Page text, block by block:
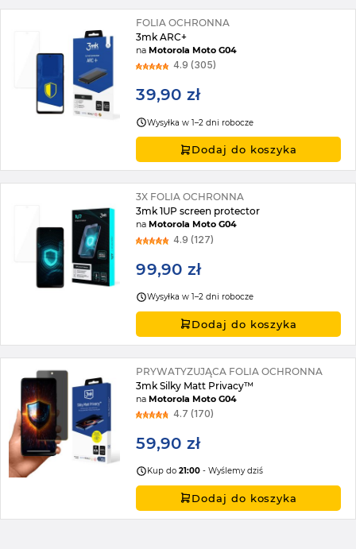
FOLIA OCHRONNA
3mk ARC+
naMotorola Moto G04
4.9 (305)
39,90 zł
Wysyłka w 1–2 dni robocze
Dodaj do koszyka
3X FOLIA OCHRONNA
3mk 1UP screen protector
naMotorola Moto G04
4.9 (127)
99,90 zł
Wysyłka w 1–2 dni robocze
Dodaj do koszyka
PRYWATYZUJĄCA FOLIA OCHRONNA
3mk Silky Matt Privacy™
naMotorola Moto G04
4.7 (170)
59,90 zł
Kup do21:00 - Wyślemy dziś
Dodaj do koszyka